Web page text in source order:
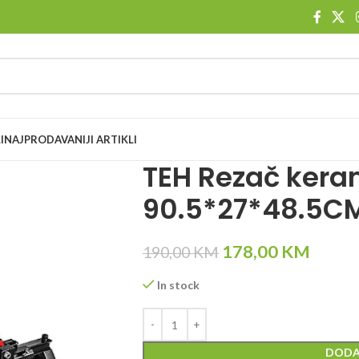
NAJPRODAVANIJI ARTIKLI
TEH Rezač
190,00KM 178,00 KM
In stock